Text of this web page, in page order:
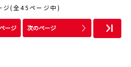
ジ(全45ページ中)
ージ 次のページ